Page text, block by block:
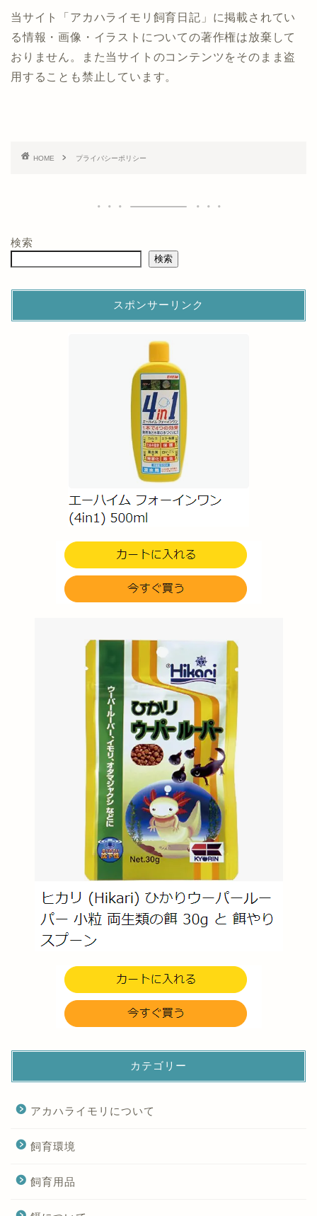
当サイト「アカハライモリ飼育日記」に掲載されてい
る情報・画像・イラストについての著作権は放棄して
おりません。また当サイトのコンテンツをそのまま盗
用することも禁止しています。
HOME プライバシーポリシー
検索
検索
スポンサーリンク
カテゴリー
アカハライモリについて
飼育環境
飼育用品